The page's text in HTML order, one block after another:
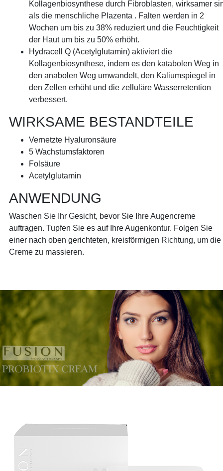
Kollagenbiosynthese durch Fibroblasten, wirksamer
als die menschliche Plazenta . Falten werden in 2
Wochen um bis zu 38% reduziert und die Feuchtigkeit
der Haut um bis zu 50% erhöht.
Hydracell Q (Acetylglutamin) aktiviert die
Kollagenbiosynthese, indem es den katabolen Weg in
den anabolen Weg umwandelt, den Kaliumspiegel in
den Zellen erhöht und die zelluläre Wasserretention
verbessert.
WIRKSAME BESTANDTEILE
Vernetzte Hyaluronsäure
5 Wachstumsfaktoren
Folsäure
Acetylglutamin
ANWENDUNG
Waschen Sie Ihr Gesicht, bevor Sie Ihre Augencreme
auftragen. Tupfen Sie es auf Ihre Augenkontur. Folgen Sie
einer nach oben gerichteten, kreisförmigen Richtung, um die
Creme zu massieren.